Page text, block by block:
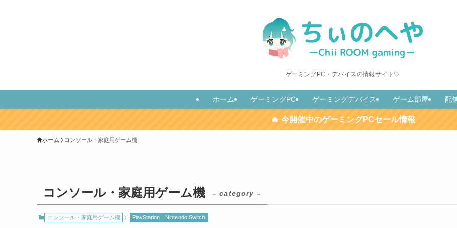
ゲーミングPC・デバイスの情報サイト♡
ホーム ゲーミングPC ゲーミングデバイス ゲーム部屋 配
🔥 今開催中のゲーミングPCセール情報
ホーム コンソール・家庭用ゲーム機
コンソール・家庭用ゲーム機 – category –
コンソール・家庭用ゲーム機 PlayStation Nintendo Switch